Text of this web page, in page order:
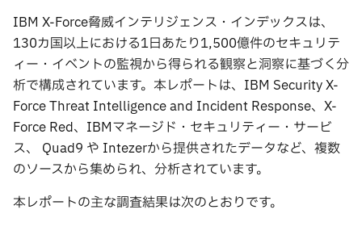
IBM X-Force脅威インテリジェンス・インデックスは、
130カ国以上における1日あたり1,500億件のセキュリテ
ィー・イベントの監視から得られる観察と洞察に基づく分
析で構成されています。本レポートは、IBM Security X-
Force Threat Intelligence and Incident Response、X-
Force Red、IBMマネージド・セキュリティー・サービ
ス、 Quad9 や Intezerから提供されたデータなど、複数
のソースから集められ、分析されています。
本レポートの主な調査結果は次のとおりです。